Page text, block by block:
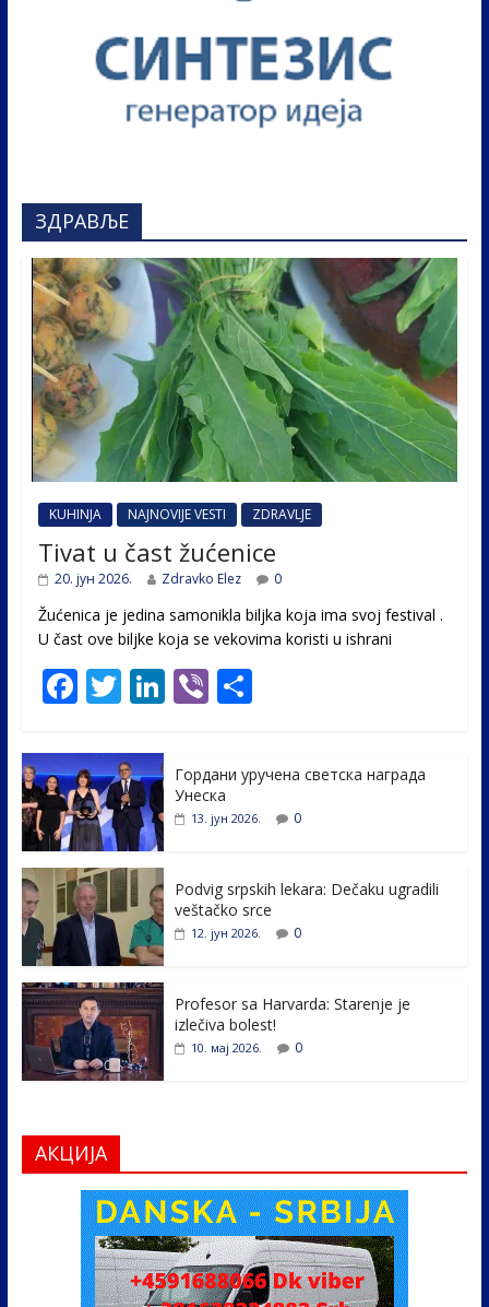
ЗДРАВЉЕ
KUHINJA NAJNOVIJE VESTI ZDRAVLJE
Tivat u čast žućenice
20. јун 2026. Zdravko Elez 0
Žućenica je jedina samonikla biljka koja ima svoj festival .
U čast ovе biljke koja se vekovima koristi u ishrani
F
e
b
o
o
k
T
itt
er
Li
e
dI
Vi S
e
Гордани уручена светска награда
Унеска
13. јун 2026. 0
Podvig srpskih lekara: Dečaku ugradili
veštačko srce
12. јун 2026. 0
Profesor sa Harvarda: Starenje je
izlečiva bolest!
10. мај 2026. 0
АКЦИЈА